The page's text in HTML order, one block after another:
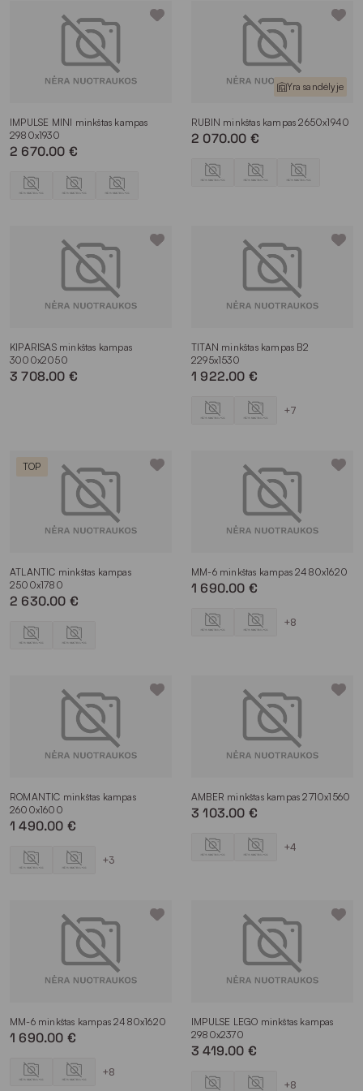
IMPULSE MINI minkštas kampas
2980x1930
2 670.00 €
Yra sandėlyje
RUBIN minkštas kampas 2650x1940
2 070.00 €
KIPARISAS minkštas kampas
3000x2050
3 708.00 €
TITAN minkštas kampas B2
2295x1530
1 922.00 €
+7
TOP
ATLANTIC minkštas kampas
2500x1780
2 630.00 €
MM-6 minkštas kampas 2480x1620
1 690.00 €
+8
ROMANTIC minkštas kampas
2600x1600
1 490.00 €
+3
AMBER minkštas kampas 2710x1560
3 103.00 €
+4
MM-6 minkštas kampas 2480x1620
1 690.00 €
+8
IMPULSE LEGO minkštas kampas
2980x2370
3 419.00 €
+8